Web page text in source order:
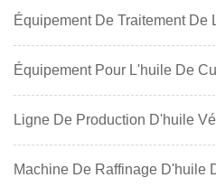
Équipement De Traitement De
Équipement Pour L'huile De
Ligne De Production D'huile
Machine De Raffinage D'huile